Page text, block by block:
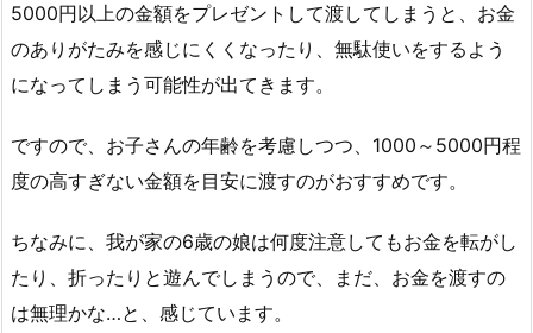
5000円以上の金額をプレゼントして渡してしまうと、お金
のありがたみを感じにくくなったり、無駄使いをするよう
になってしまう可能性が出てきます。
ですので、お子さんの年齢を考慮しつつ、1000～5000円程
度の高すぎない金額を目安に渡すのがおすすめです。
ちなみに、我が家の6歳の娘は何度注意してもお金を転がし
たり、折ったりと遊んでしまうので、まだ、お金を渡すの
は無理かな…と、感じています。